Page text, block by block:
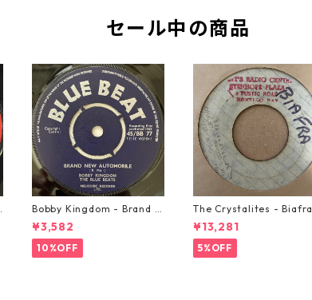
セール中の商品
Bobby Kingdom - Brand N
ew Automobile【7-2088
9】
¥3,582
10%OFF
The Crystalites - Biafra
【7-21293】
¥13,281
5%OFF